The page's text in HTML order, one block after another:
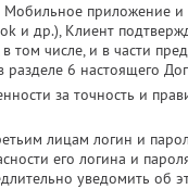
Мобильное приложение
и др.), Клиент
том числе, и в части
разделе 6 настоящего
за точность и
лицам логин и
его логина и
уведомить об